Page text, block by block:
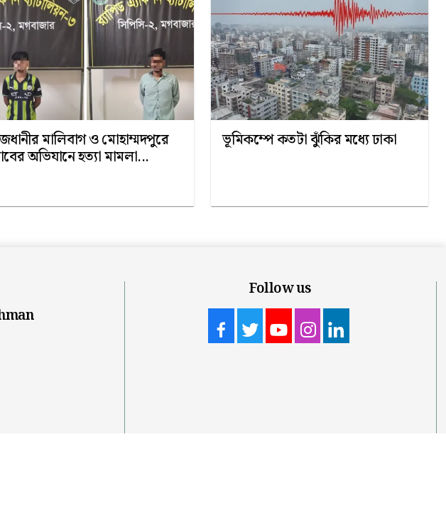
মালিবাগ ও মোহাম্মদপুরে
অভিযানে হত্যা মামলা...
ভূমিকম্পে কতটা ঝুঁকির মধ্যে ঢাকা
Follow us